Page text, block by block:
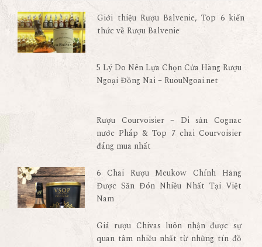
Giới thiệu Rượu Balvenie, Top 6 kiến
thức về Rượu Balvenie
5 Lý Do Nên Lựa Chọn Cửa Hàng Rượu
Ngoại Đồng Nai – RuouNgoai.net
Rượu Courvoisier – Di sản Cognac
nước Pháp & Top 7 chai Courvoisier
đáng mua nhất
6 Chai Rượu Meukow Chính Hãng
Được Săn Đón Nhiều Nhất Tại Việt
Nam
Giá rượu Chivas luôn nhận được sự
quan tâm nhiều nhất từ những tín đồ